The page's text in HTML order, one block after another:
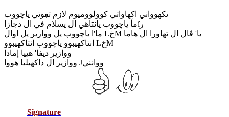
ىكهوواني اكهاواتي كوولووميوم لازم تڢوتي ياچووب
مآ ياچووب يانتاهي ال يسلام في ال دجازاïر
ما'ا ياچووب يل ووازير يل اوال LخM يا' ڤال ال تهاورا ال هاما
انتاكهيبوو ياچووب انتاكهيبوو LخM
ووازير ديفا' هييا إمادا
ووازير ال داكهيليا هووا Jووانني
Signature